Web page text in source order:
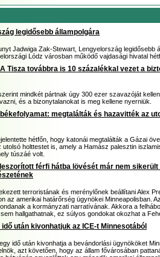
legidősebb állampolgára
Jadwiga Zak-Stewart, Lengyelország legidősebb
Lódz városban működő vajdasági hivatal
Tisza továbbra is 10 százalékkal vezet a
mindkét pártnak úgy 300 ezer szavazóját
és a bizonytalanokat is meg kellene nyerniük.
megtalálták és hazavitték az
hétfőn, hogy katonái megtalálták a Gázai
utolsó holttestet is, amely a Hamász palesztin
túszáé volt.
férfi hátba lövését már nem sikerült
terroristának és merénylőnek beállítani Alex
az amerikai határőrség ügynökei Minneapolisban.
a kormányzati narratívának. Akkora a
hallgathatnak, ez súlyos gondokat okozhat a
után kivonhatjuk az ICE-t Minnesotából
idő után kivonhatja a bevándorlási ügynököket
azt követően, hogy az állam fővárosában